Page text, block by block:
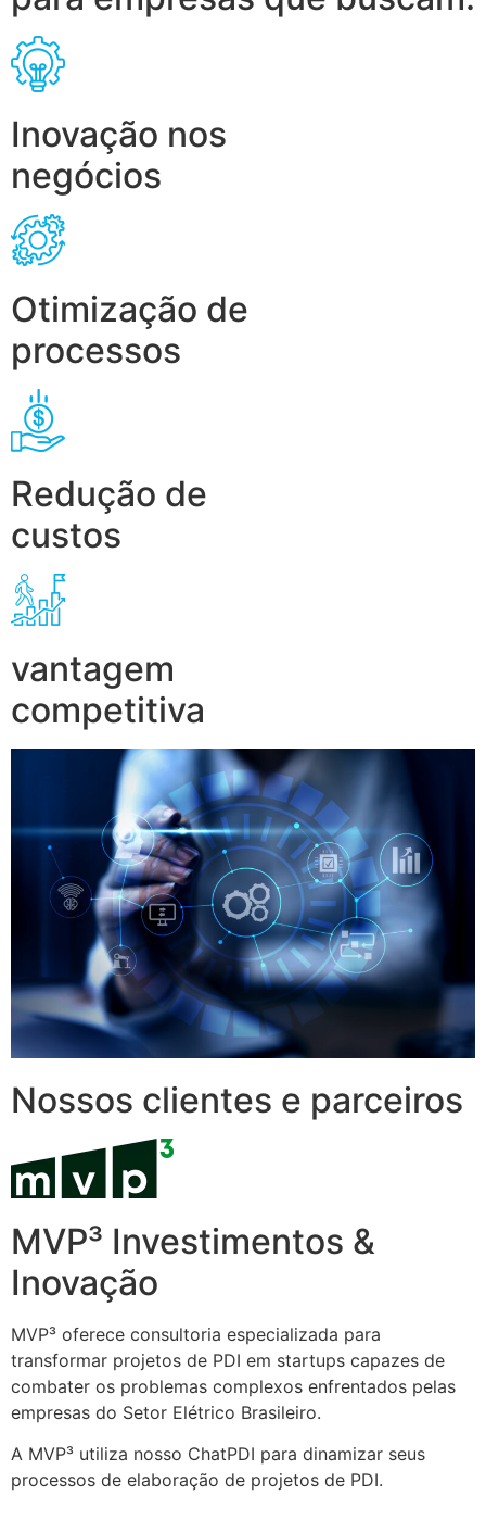
Inovação nos
negócios
Otimização de
processos
Redução de
custos
vantagem
competitiva
Nossos clientes e parceiros
MVP³ Investimentos &
Inovação
MVP³ oferece consultoria especializada para
transformar projetos de PDI em startups capazes de
combater os problemas complexos enfrentados pelas
empresas do Setor Elétrico Brasileiro.
A MVP³ utiliza nosso ChatPDI para dinamizar seus
processos de elaboração de projetos de PDI.